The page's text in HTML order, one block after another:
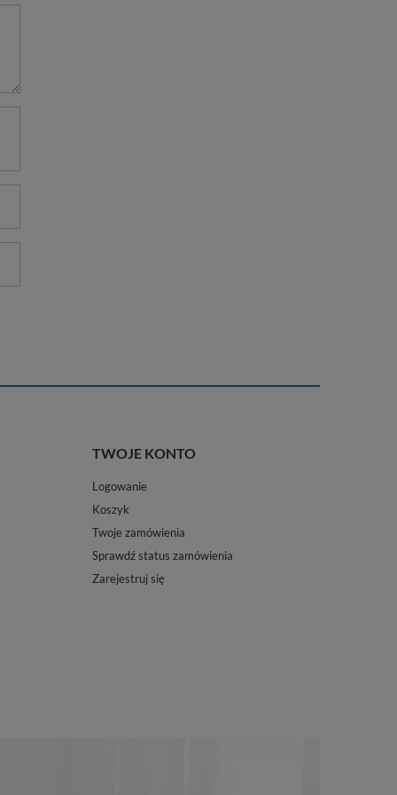
TWOJE KONTO
Logowanie
Koszyk
Twoje zamówienia
Sprawdź status zamówienia
Zarejestruj się